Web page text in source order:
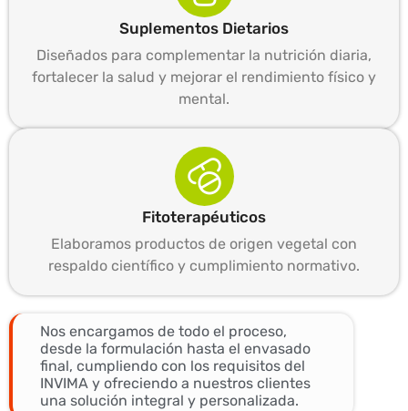
Suplementos Dietarios
Diseñados para complementar la nutrición diaria,
fortalecer la salud y mejorar el rendimiento físico y
mental.
Fitoterapéuticos
Elaboramos productos de origen vegetal con
respaldo científico y cumplimiento normativo.
Nos encargamos de todo el proceso,
desde la formulación hasta el envasado
final, cumpliendo con los requisitos del
INVIMA y ofreciendo a nuestros clientes
una solución integral y personalizada.